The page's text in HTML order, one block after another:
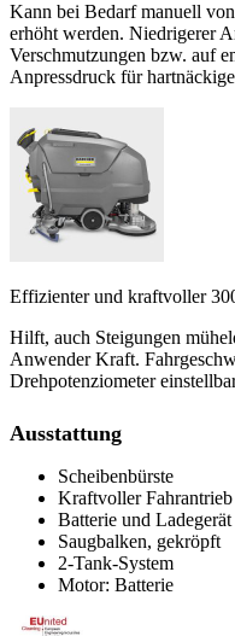
Kann bei Bedarf manuell
erhöht werden. Niedrigerer
Verschmutzungen bzw. auf
Anpressdruck für
Effizienter und kraftvoller
Hilft, auch Steigungen
Anwender Kraft.
Drehpotenziometer
Ausstattung
Scheibenbürste
Kraftvoller Fahrantrieb
Batterie und
Saugbalken, gekröpft
2-Tank-System
Motor: Batterie